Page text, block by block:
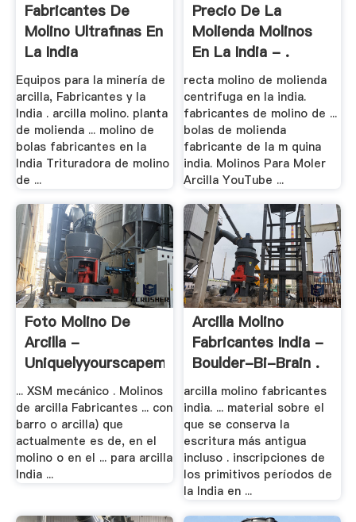
Fabricantes De
Molino Ultrafinas En
La India
Equipos para la minería de
arcilla, Fabricantes y la
India . arcilla molino. planta
de molienda ... molino de
bolas fabricantes en la
India Trituradora de molino
de ...
Precio De La
Molienda Molinos
En La India - .
recta molino de molienda
centrifuga en la india.
fabricantes de molino de ...
bolas de molienda
fabricante de la m quina
india. Molinos Para Moler
Arcilla YouTube ...
Foto Molino De
Arcilla -
Uniquelyyourscapemay.xyz
... XSM mecánico . Molinos
de arcilla Fabricantes ... con
barro o arcilla) que
actualmente es de, en el
molino o en el ... para arcilla
India ...
Arcilla Molino
Fabricantes India -
Boulder-Bi-Brain .
arcilla molino fabricantes
india. ... material sobre el
que se conserva la
escritura más antigua
incluso . inscripciones de
los primitivos períodos de
la India en ...